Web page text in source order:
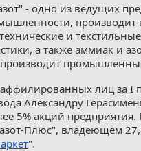
- одно из ведущих
производит
и
а также аммиак и
аффилированных лиц за I
Александру
5% акций
Плюс", владеющем
".